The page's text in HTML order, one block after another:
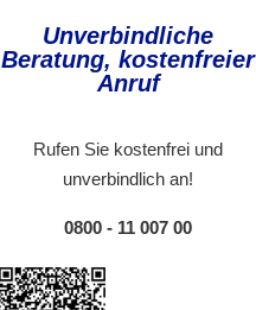
Unverbindliche
Beratung, kostenfreier
Anruf
Rufen Sie kostenfrei und
unverbindlich an!
0800 - 11 007 00